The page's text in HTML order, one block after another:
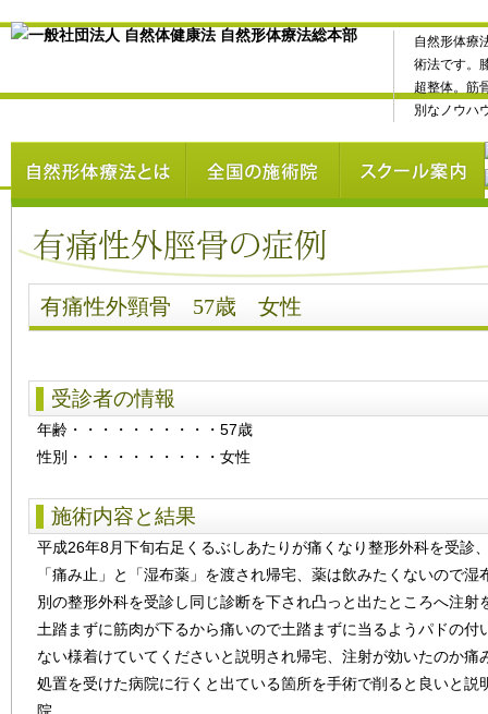
自然形体療
術法です。
超整体。筋
別なノウハ
有痛性外頸骨 57歳 女性
受診者の情報
年齢 ・・・・・・・・・・ 57歳
性別 ・・・・・・・・・・ 女性
施術内容と結果
平成26年8月下旬右足くるぶしあたりが痛くなり整形外科を受診
「痛み止」と「湿布薬」を渡され帰宅、薬は飲みたくないので
別の整形外科を受診し同じ診断を下され凸っと出たところへ注
土踏まずに筋肉が下るから痛いので土踏まずに当るようパドの
ない様着けていてくださいと説明され帰宅、注射が効いたのか
処置を受けた病院に行くと出ている箇所を手術で削ると良いと